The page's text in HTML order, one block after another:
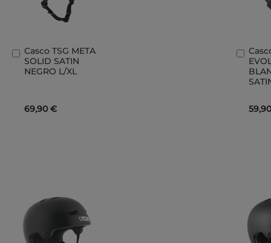
Casco TSG META
SOLID SATIN
NEGRO L/XL
69,90 €
Añadir
al
carrito
al